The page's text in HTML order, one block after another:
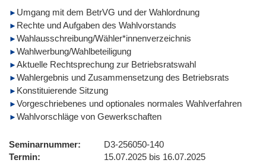
Umgang mit dem BetrVG und der Wahlordnung
Rechte und Aufgaben des Wahlvorstands
Wahlausschreibung/Wähler*innenverzeichnis
Wahlwerbung/Wahlbeteiligung
Aktuelle Rechtsprechung zur Betriebsratswahl
Wahlergebnis und Zusammensetzung des Betriebsrats
Konstituierende Sitzung
Vorgeschriebenes und optionales normales Wahlverfahren
Wahlvorschläge von Gewerkschaften
Seminarnummer
D3-256050-140
Termin
15.07.2025 bis 16.07.2025